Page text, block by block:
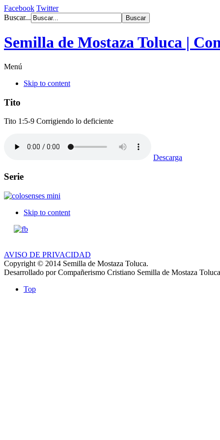
Facebook Twitter
Buscar...
Semilla de Mostaza Toluca |
Menú
Skip to content
Tito
Tito 1:5-9 Corrigiendo lo deficiente
Descarga
Serie
Skip to content
AVISO DE PRIVACIDAD
Copyright © 2014 Semilla de Mostaza Toluca.
Desarrollado por Compañerismo Cristiano Semilla de Mostaza
Top